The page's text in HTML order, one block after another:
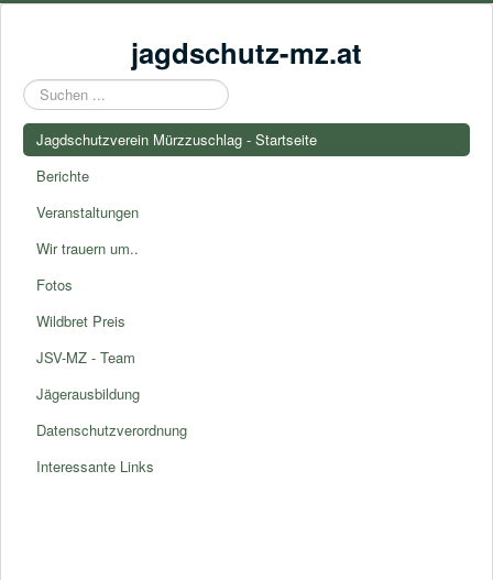
jagdschutz-mz.at
Suchen
...
Jagdschutzverein Mürzzuschlag - Startseite
Berichte
Veranstaltungen
Wir trauern um..
Fotos
Wildbret Preis
JSV-MZ - Team
Jägerausbildung
Datenschutzverordnung
Interessante Links